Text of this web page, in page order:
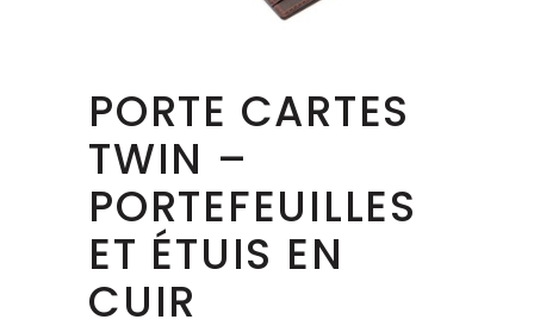
PORTE CARTES
TWIN –
PORTEFEUILLES
ET ÉTUIS EN
CUIR